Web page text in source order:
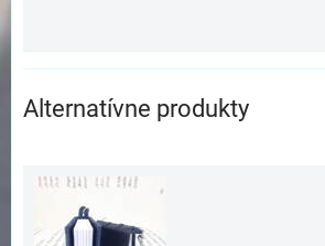
Alternatívne produkty